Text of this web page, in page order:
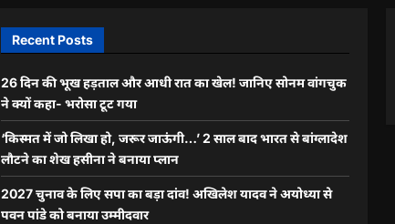
Recent Posts
26 दिन की भूख हड़ताल और आधी रात का खेल! जानिए सोनम वांगचुक
ने क्यों कहा- भरोसा टूट गया
‘किस्मत में जो लिखा हो, जरूर जाऊंगी…’ 2 साल बाद भारत से बांग्लादेश
लौटने का शेख हसीना ने बनाया प्लान
2027 चुनाव के लिए सपा का बड़ा दांव! अखिलेश यादव ने अयोध्या से
पवन पांडे को बनाया उम्मीदवार